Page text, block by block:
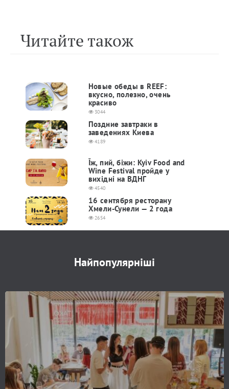
Читайте також
Новые обеды в REEF:
вкусно, полезно, очень
красиво
3044
Поздние завтраки в
заведениях Киева
4189
Їж, пий, біжи: Kyiv Food and
Wine Festival пройде у
вихідні на ВДНГ
4540
16 сентября ресторану
Хмели-Сунели — 2 года
2654
Найпопулярніші